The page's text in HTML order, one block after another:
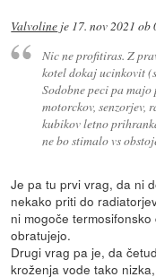
Valvoline je 17. nov 2021 ob
Nic ne profitiras. Z
kotel dokaj ucinkovit
Sodobne peci pa
motorckov, senzorjev,
kubikov letno
ne bo stimalo vs
Je pa tu prvi vrag, da ni
nekako priti do
ni mogoče
obratujejo.
Drugi vrag pa je, da
kroženja vode tako